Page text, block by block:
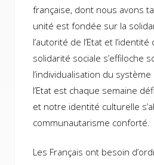
française, dont nous avons
unité est fondée sur la
l’autorité de l’Etat et
solidarité sociale s’effiloche
l’individualisation du système
l’Etat est chaque semaine
et notre identité culturelle
communautarisme conforté.
Les Français ont besoin